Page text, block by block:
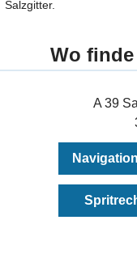
Salzgitter.
Wo
A 39